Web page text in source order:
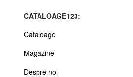
CATALOAGE123:
Cataloage
Magazine
Despre noi